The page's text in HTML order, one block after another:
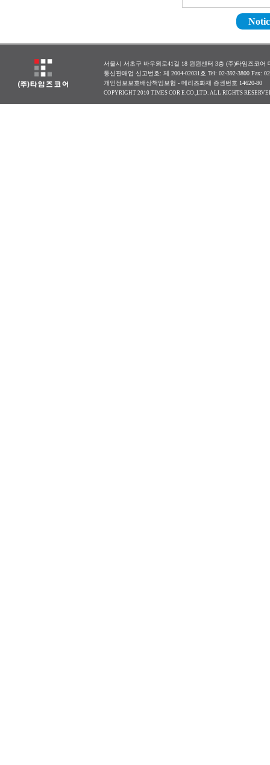
서울시 서초구 바우뫼로41길 18 윈윈센터 3층 (주)타임즈코어
통신판매업 신고번호: 제 2004-02031호 Tel: 02-392-3800 Fax:
개인정보보호배상책임보험 - 메리츠화재 증권번호 14620-80
COPYRIGHT 2010 TIMES COR E.CO.,LTD. ALL RIGHTS